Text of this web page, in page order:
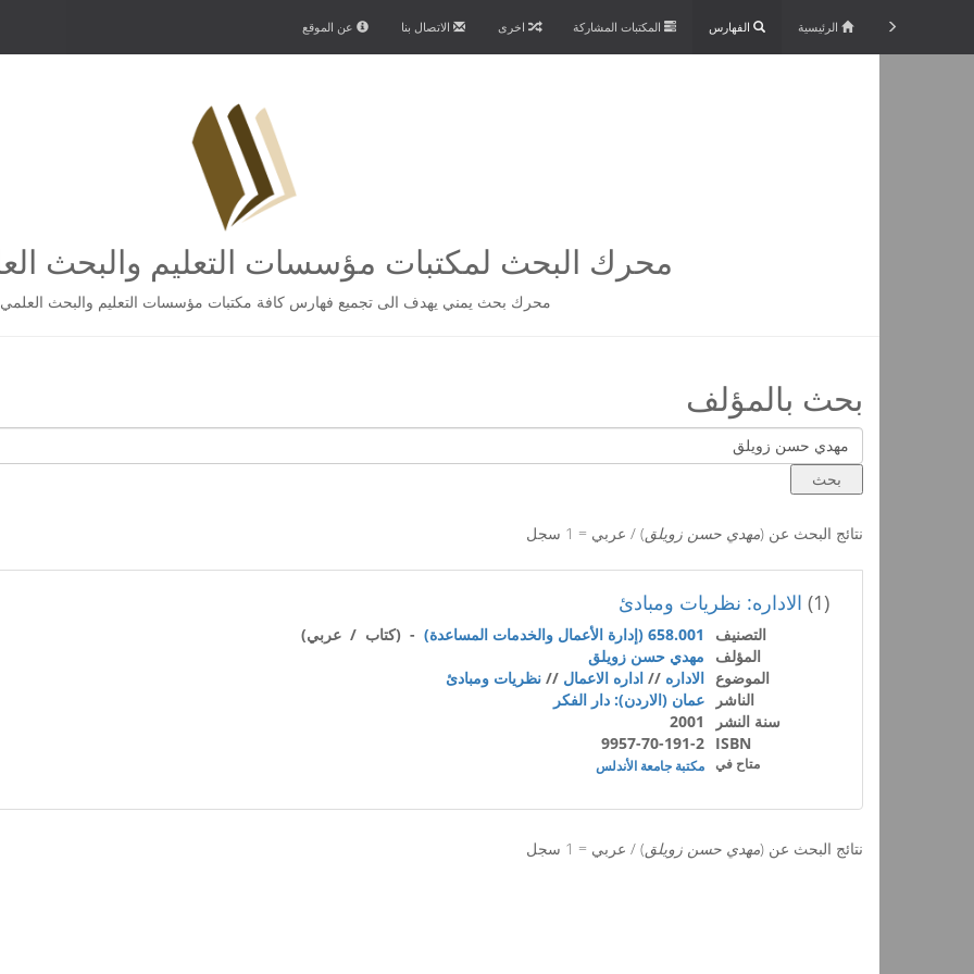
عن الموقع الاتصال بنا اخرى المكتبات المشاركة الفهارس الرئيسية
محرك البحث لمكتبات مؤسسات التعليم والبحث
محرك بحث يمني يهدف الى تجميع فهارس كافة مكتبات مؤسسات التعليم والبحث
بحث بالمؤلف
نتائج البحث عن (مهدي حسن زويلق) / عربي = 1 سجل
(1) الاداره: نظريات ومبادئ
التصنيف 658.001 (إدارة الأعمال والخدمات المساعدة)
- (كتاب / عربي)
المؤلف
مهدي حسن زويلق
الموضوع الاداره // اداره الاعمال // نظريات ومبادئ
الناشر
عمان (الاردن): دار الفكر
سنة النشر
2001
ISBN
9957-70-191-2
متاح في مكتبة جامعة الأندلس
نتائج البحث عن (مهدي حسن زويلق) / عربي = 1 سجل